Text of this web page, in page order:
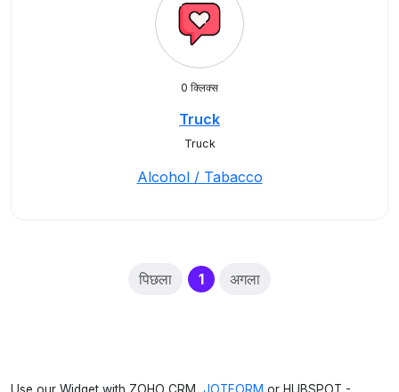
0 क्लिक्स
Truck
Truck
Alcohol / Tabacco
पिछला 1(current)
अगला